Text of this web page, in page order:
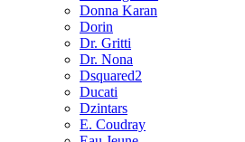
Donna Karan
Dorin
Dr. Gritti
Dr. Nona
Dsquared2
Ducati
Dzintars
E. Coudray